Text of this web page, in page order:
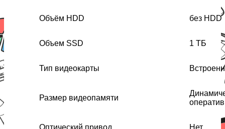
Объём HDD без HDD
Объем SSD 1 ТБ
Тип видеокарты
Размер видеопамяти